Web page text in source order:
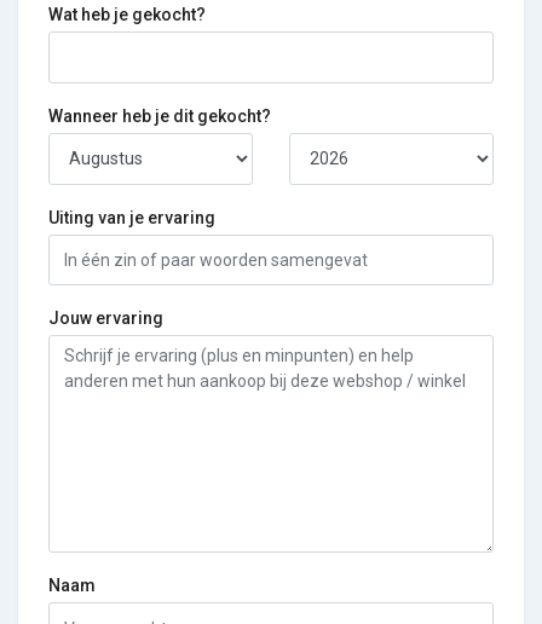
Wat heb je gekocht?
Wanneer heb je dit gekocht?
Uiting van je ervaring
Jouw ervaring
Naam